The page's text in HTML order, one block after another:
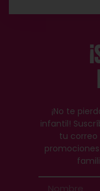
¡No te
infantil!
tu correo